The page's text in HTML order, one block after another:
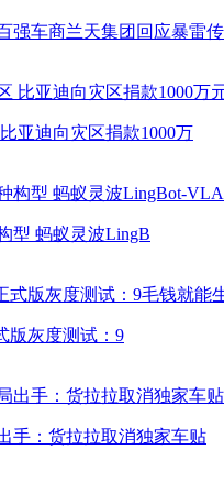
强车商兰天集团回应暴雷
亚迪向灾区捐款1000万
型 蚂蚁灵波LingB
版灰度测试：9
手：货拉拉取消独家车贴